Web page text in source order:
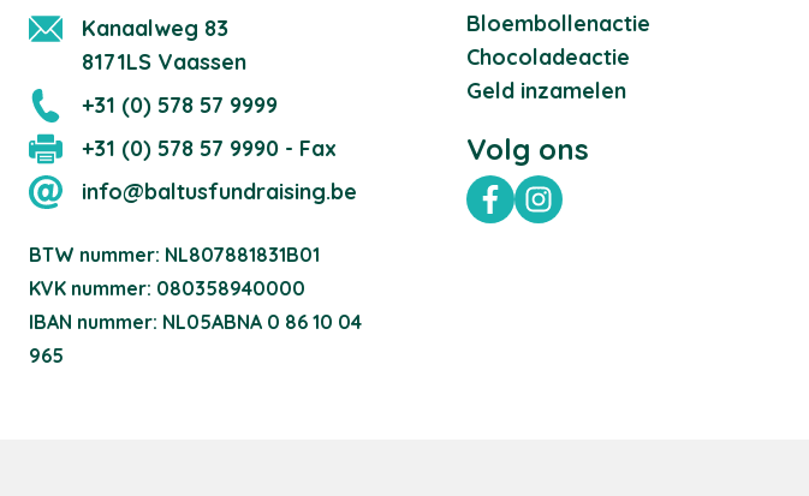
Kanaalweg 83
8171LS Vaassen
+31 (0) 578 57 9999
+31 (0) 578 57 9990 - Fax
info@baltusfundraising.be
BTW nummer: NL807881831B01
KVK nummer: 080358940000
IBAN nummer: NL05ABNA 0 86 10 04
965
Bloembollenactie
Chocoladeactie
Geld inzamelen
Volg ons
FacebookInstagram